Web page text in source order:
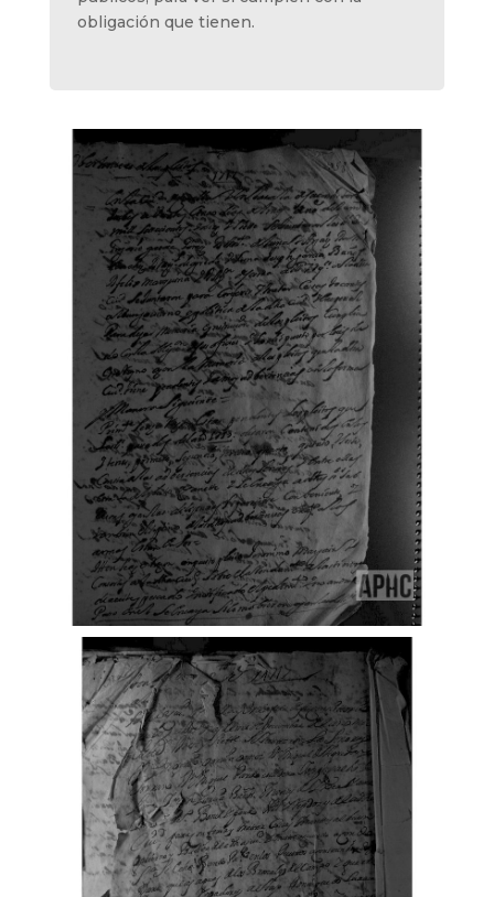
obligación que tienen.